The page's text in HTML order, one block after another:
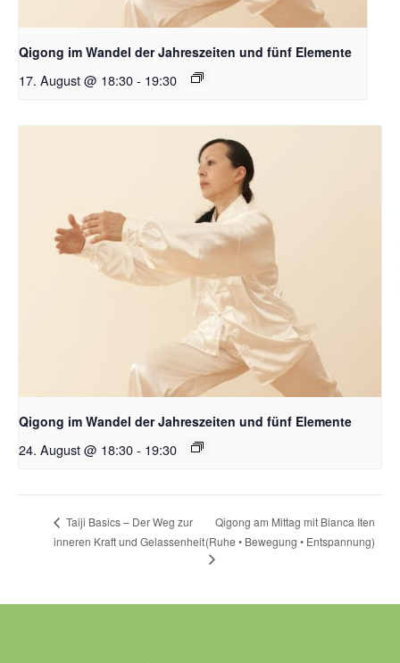
Qigong im Wandel der Jahreszeiten und fünf Elemente
17. August @ 18:30- 19:30
Qigong im Wandel der Jahreszeiten und fünf Elemente
24. August @ 18:30- 19:30
Taiji Basics – Der Weg zur
inneren Kraft und Gelassenheit
Qigong am Mittag mit Bianca Iten
(Ruhe • Bewegung • Entspannung)